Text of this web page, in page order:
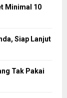
Minimal 10
Siap Lanjut
Tak Pakai